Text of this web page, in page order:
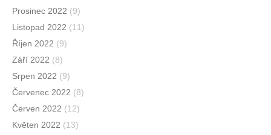
Prosinec 2022 (9)
Listopad 2022 (11)
Říjen 2022 (9)
Září 2022 (8)
Srpen 2022 (9)
Červenec 2022 (8)
Červen 2022 (12)
Květen 2022 (13)